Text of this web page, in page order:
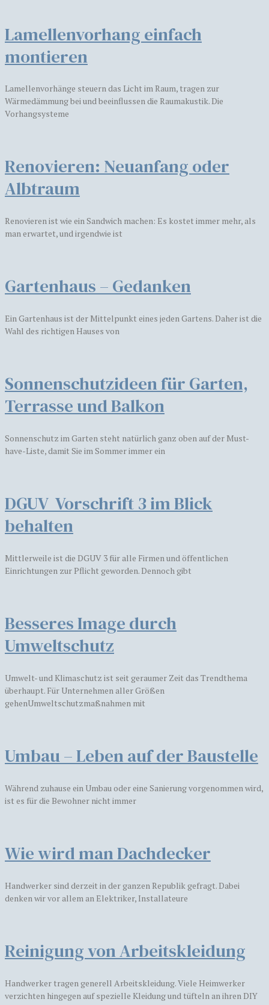
Lamellenvorhang einfach
montieren
Lamellenvorhänge steuern das Licht im Raum, tragen zur
Wärmedämmung bei und beeinflussen die Raumakustik. Die
Vorhangsysteme
​​Renovieren: Neuanfang oder
Albtraum
Renovieren ist wie ein Sandwich machen: Es kostet immer mehr, als
man erwartet, und irgendwie ist
Gartenhaus – Gedanken
Ein Gartenhaus ist der Mittelpunkt eines jeden Gartens. Daher ist die
Wahl des richtigen Hauses von
Sonnenschutzideen für Garten,
Terrasse und Balkon
Sonnenschutz im Garten steht natürlich ganz oben auf der Must-
have-Liste, damit Sie im Sommer immer ein
DGUV Vorschrift 3 im Blick
behalten
Mittlerweile ist die DGUV 3 für alle Firmen und öffentlichen
Einrichtungen zur Pflicht geworden. Dennoch gibt
Besseres Image durch
Umweltschutz
Umwelt- und Klimaschutz ist seit geraumer Zeit das Trendthema
überhaupt. Für Unternehmen aller Größen
gehenUmweltschutzmaßnahmen mit
Umbau – Leben auf der Baustelle
Während zuhause ein Umbau oder eine Sanierung vorgenommen wird,
ist es für die Bewohner nicht immer
Wie wird man Dachdecker
Handwerker sind derzeit in der ganzen Republik gefragt. Dabei
denken wir vor allem an Elektriker, Installateure
Reinigung von Arbeitskleidung
Handwerker tragen generell Arbeitskleidung. Viele Heimwerker
verzichten hingegen auf spezielle Kleidung und tüfteln an ihren DIY